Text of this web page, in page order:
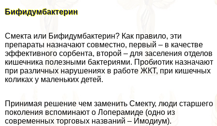
Бифидумбактерин
Смекта или Бифидумбактерин? Как правило, эти
препараты назначают совместно, первый – в качестве
эффективного сорбента, второй – для заселения отделов
кишечника полезными бактериями. Пробиотик назначают
при различных нарушениях в работе ЖКТ, при кишечных
коликах у маленьких детей.
Принимая решение чем заменить Смекту, люди старшего
поколения вспоминают о Лоперамиде (одно из
современных торговых названий – Имодиум).